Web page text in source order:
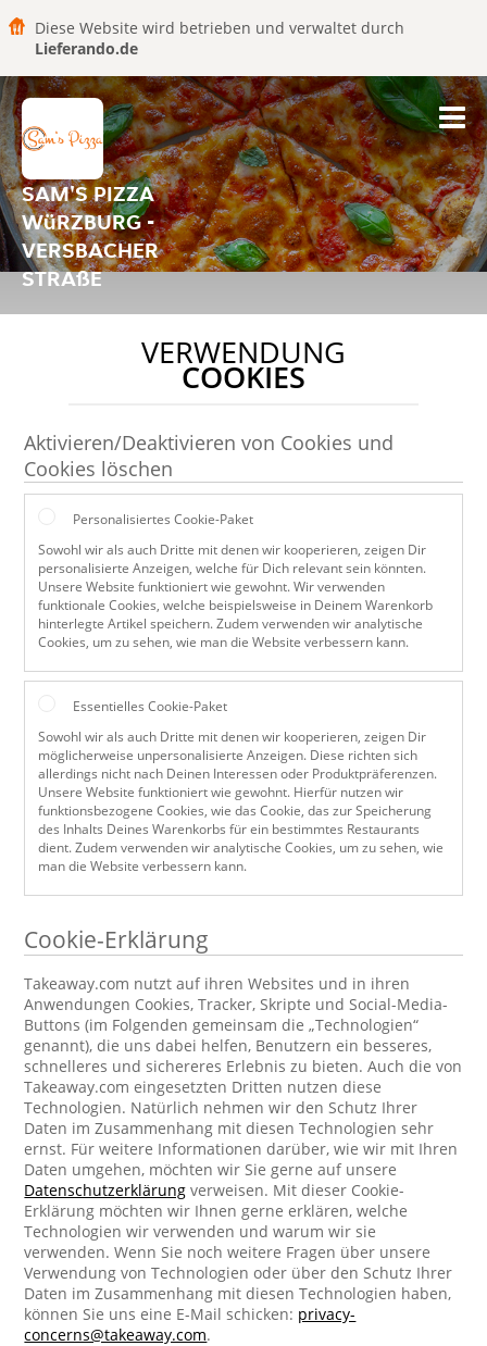
Diese Website wird betrieben und verwaltet durch
Lieferando.de
SAM'S PIZZA
WüRZBURG -
VERSBACHER
STRAßE
VERWENDUNG
COOKIES
Aktivieren/Deaktivieren von Cookies und
Cookies löschen
Personalisiertes Cookie-Paket
Sowohl wir als auch Dritte mit denen wir kooperieren, zeigen Dir
personalisierte Anzeigen, welche für Dich relevant sein könnten.
Unsere Website funktioniert wie gewohnt. Wir verwenden
funktionale Cookies, welche beispielsweise in Deinem Warenkorb
hinterlegte Artikel speichern. Zudem verwenden wir analytische
Cookies, um zu sehen, wie man die Website verbessern kann.
Essentielles Cookie-Paket
Sowohl wir als auch Dritte mit denen wir kooperieren, zeigen Dir
möglicherweise unpersonalisierte Anzeigen. Diese richten sich
allerdings nicht nach Deinen Interessen oder Produktpräferenzen.
Unsere Website funktioniert wie gewohnt. Hierfür nutzen wir
funktionsbezogene Cookies, wie das Cookie, das zur Speicherung
des Inhalts Deines Warenkorbs für ein bestimmtes Restaurants
dient. Zudem verwenden wir analytische Cookies, um zu sehen, wie
man die Website verbessern kann.
Cookie-Erklärung
Takeaway.com nutzt auf ihren Websites und in ihren
Anwendungen Cookies, Tracker, Skripte und Social-Media-
Buttons (im Folgenden gemeinsam die „Technologien“
genannt), die uns dabei helfen, Benutzern ein besseres,
schnelleres und sichereres Erlebnis zu bieten. Auch die von
Takeaway.com eingesetzten Dritten nutzen diese
Technologien. Natürlich nehmen wir den Schutz Ihrer
Daten im Zusammenhang mit diesen Technologien sehr
ernst. Für weitere Informationen darüber, wie wir mit Ihren
Daten umgehen, möchten wir Sie gerne auf unsere
Datenschutzerklärung verweisen. Mit dieser Cookie-
Erklärung möchten wir Ihnen gerne erklären, welche
Technologien wir verwenden und warum wir sie
verwenden. Wenn Sie noch weitere Fragen über unsere
Verwendung von Technologien oder über den Schutz Ihrer
Daten im Zusammenhang mit diesen Technologien haben,
können Sie uns eine E-Mail schicken: privacy-
concerns@takeaway.com.